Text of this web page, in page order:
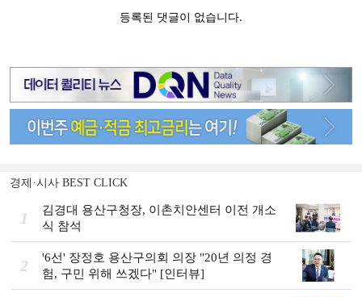
경제·시사 BEST CLICK
1
김경대 용산구청장, 이촌치안센터 이전 개소
식 참석
2
'6선' 장정호 용산구의회 의장 "20년 의정 경
험, 구민 위해 쓰겠다" [인터뷰]